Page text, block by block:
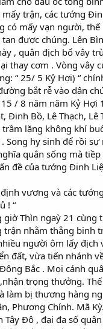
mấy trận, các tướng
có mấy vạn người,
tan được chúng. Lên
, quân địch bổ vây
thay cơm . Vòng vây
“ 25/ 5 Kỷ Hợi) “
bắt rễ vào dân
/ 8 năm năm Kỷ Hợi
Đinh Bồ, Lê Thạch,
trầm lặng không khí
. Song hy sinh để rồi
quân sống mà
đề của tướng Đinh
vương và các
! “
giờ Thìn ngaỳ 21 cùng
trận nhằm thẳng binh
người ôm lấy địch
đất, vừa tiến nhánh
Bắc . Mọi cánh
trọng thưởng.
làm bị thương hàng
Phương Chính. Mã
Tây Đô , đại đa số